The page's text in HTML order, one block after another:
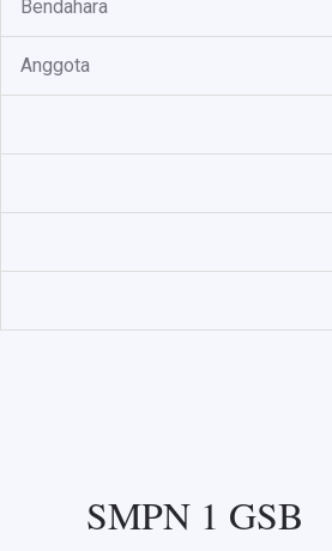
Bendahara
Anggota
SMPN 1 GSB